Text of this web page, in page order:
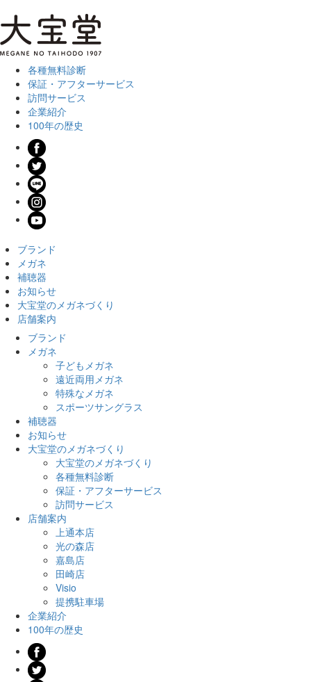
各種無料診断
保証・アフターサービス
訪問サービス
企業紹介
100年の歴史
ブランド
メガネ
補聴器
お知らせ
大宝堂のメガネづくり
店舗案内
ブランド
メガネ
子どもメガネ
遠近両用メガネ
特殊なメガネ
スポーツサングラス
補聴器
お知らせ
大宝堂のメガネづくり
大宝堂のメガネづくり
各種無料診断
保証・アフターサービス
訪問サービス
店舗案内
上通本店
光の森店
嘉島店
田崎店
Visio
提携駐車場
企業紹介
100年の歴史